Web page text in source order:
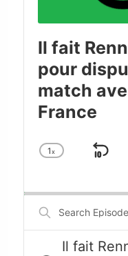
Il fait
pour
match
France
Change
1x
Skip
Search
Episodes
Il fait